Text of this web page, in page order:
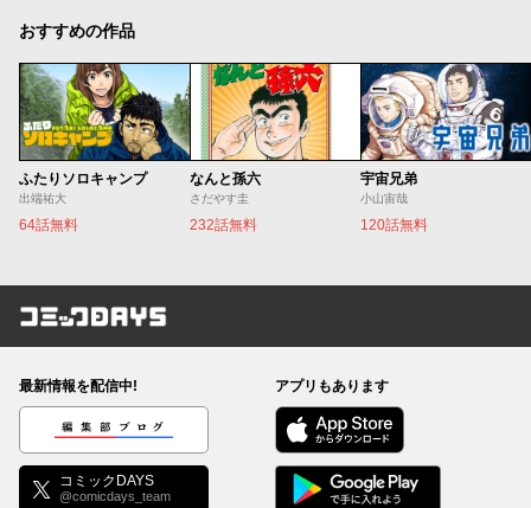
おすすめの作品
ふたりソロキャンプ
出端祐大
64話無料
なんと孫六
さだやす圭
232話無料
宇宙兄弟
小山宙哉
120話無料
コミックDAYS
最新情報を配信中!
編集部ブログ
コミックDAYS
@comicdays_team
アプリもあります